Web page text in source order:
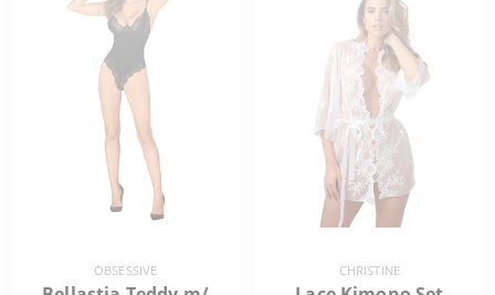
OBSESSIVE CHRISTINE